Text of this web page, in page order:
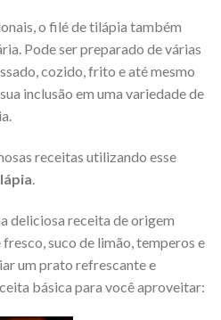
o filé de tilápia também
Pode ser preparado de várias
cozido, frito e até mesmo
inclusão em uma variedade de
receitas utilizando esse
.
deliciosa receita de origem
suco de limão, temperos e
um prato refrescante e
básica para você aproveitar: